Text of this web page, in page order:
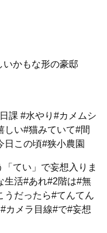
いかもな形の豪邸
課 #水やり#カメムシ
しい#猫みていて#間
日この頃#狭小農園
てい」で妄想入りま
生活#あれ#2階は#無
うだったら#てんてん
カメラ目線#で#妄想